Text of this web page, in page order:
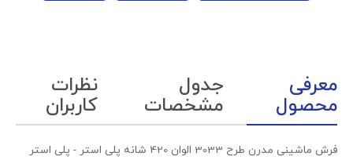
معرفی
محصول
جدول
مشخصات
نظرات
کاربران
فرش ماشینی مدرن طرح 3033 الوان 420 شانه پلی استر - پلی استر